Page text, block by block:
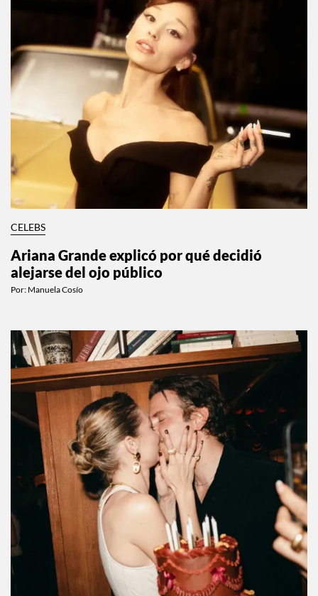
CELEBS
Ariana Grande explicó por qué decidió
alejarse del ojo público
Por: Manuela Cosío